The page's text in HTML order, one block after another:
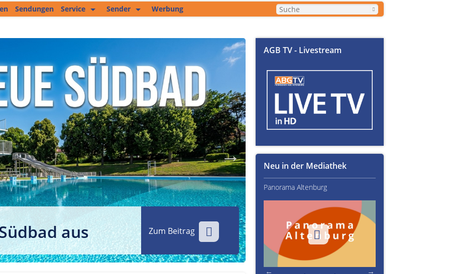
Sendungen
Service
Fitness Tipp
Filmproduktion
Private Kleinanzeigen
Sender
Unser Team
Werbung
aus Zum Beitrag Über Text-Fails,
den Prinzenraub
AGB TV - Livestream
Neu in der Mediathek
Kultur im Altenburger Land Thüringen.TV Panorama Altenburg